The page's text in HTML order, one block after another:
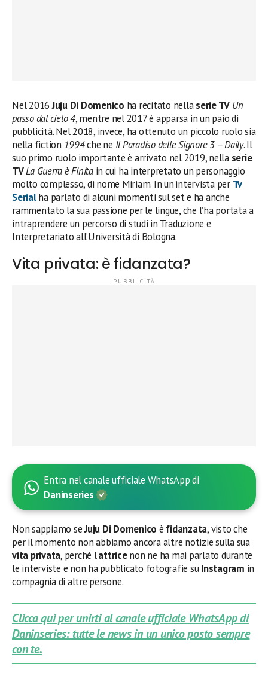
Nel 2016Juju Di Domenico ha recitato nellaserie TV Un
passo dal cielo 4, mentre nel 2017 è apparsa in un paio di
pubblicità. Nel 2018, invece, ha ottenuto un piccolo ruolo sia
nella fiction 1994che ne Il Paradiso delle Signore 3 – Daily. Il
suo primo ruolo importante è arrivato nel 2019, nella serie
TVLa Guerra è Finitain cui ha interpretato un personaggio
molto complesso, di nome Miriam. In un’intervista per Tv
Serialha parlato di alcuni momenti sul set e ha anche
rammentato la sua passione per le lingue, che l’ha portata a
intraprendere un percorso di studi in Traduzione e
Interpretariato all’Università di Bologna.
Vita privata: è fidanzata?
Entra nel canale ufficiale WhatsApp di
Daninseries
Non sappiamo seJuju Di Domenico è fidanzata, visto che
per il momento non abbiamo ancora altre notizie sulla sua
vita privata, perché l’attricenon ne ha mai parlato durante
le interviste e non ha pubblicato fotografie suInstagram in
compagnia di altre persone.
Clicca qui per unirti al canale ufficiale WhatsApp di
Daninseries: tutte le news in un unico posto sempre
con te.